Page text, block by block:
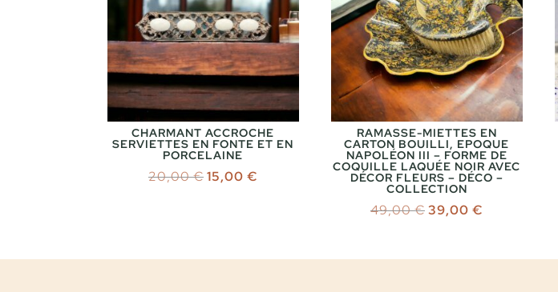
CHARMANT ACCROCHE
SERVIETTES EN FONTE ET EN
PORCELAINE
20,00€Le
20,00 €.
15,00 €
15,00 €.
RAMASSE-MIETTES EN
CARTON BOUILLI, EPOQUE
NAPOLÉON III – FORME DE
COQUILLE LAQUÉE NOIR AVEC
DÉCOR FLEURS – DÉCO –
COLLECTION
49,00€Le
39,00 €